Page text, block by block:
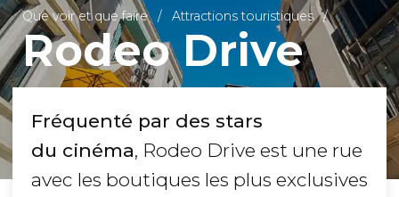
Que voir et que faire Attractions touristiques
Rodeo Drive
Fréquenté par des stars
du cinéma, Rodeo Drive est une rue
avec les boutiques les plus exclusives